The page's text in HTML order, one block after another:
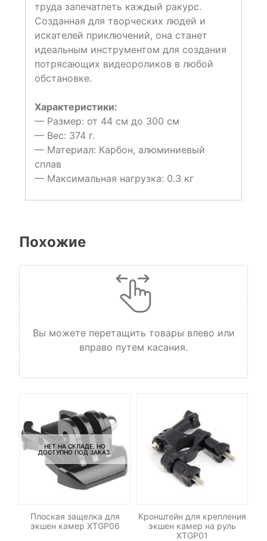
труда запечатлеть каждый ракурс.
Созданная для творческих людей и
искателей приключений, она станет
идеальным инструментом для создания
потрясающих видеороликов в любой
обстановке.
Характеристики:
— Размер: от 44 см до 300 см
— Вес: 374 г.
— Материал: Карбон, алюминиевый
сплав
— Максимальная нагрузка: 0.3 кг
Похожие
Вы можете перетащить товары влево или
вправо путем касания.
НЕТ НА СКЛАДЕ, НО
ДОСТУПНО ПОД ЗАКАЗ.
Плоская защелка для
экшен камер XTGP06
Кронштейн для крепления
экшен камер на руль
XTGP01